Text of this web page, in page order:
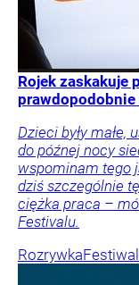
Rojek zaskakuje
prawdopodobnie
Dzieci były
do późnej nocy
wspominam tego
dziś szczególnie
ciężka praca –
Festivalu.
Rozrywka